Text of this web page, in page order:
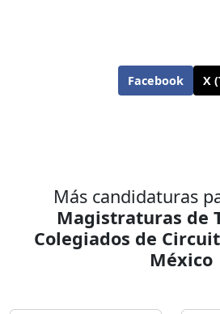
Facebook X
Más candidaturas
Magistraturas de
Colegiados de
México